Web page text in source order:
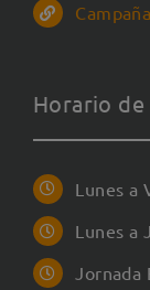
Horario de
Lunes a
Lunes a
Jornada